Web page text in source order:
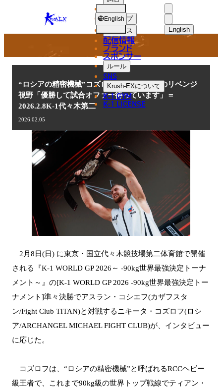
KRUSH-
EX
English
한국어
ショップ
ニュース
配信情報
ブランド
スポンサー
ルール
SNS
Krush-EXについて
K-1 GYM
K-1 LICENSE
English
NEWS
ニュース
“ロシアの精密機械”コズロフ、ターザンへのリベンジ
視野「優勝して試合オファー待っています」＝
2026.2.8K-1代々木第二
2026.02.05
2月8日(日) に東京・国立代々木競技場第二体育館で開催
される『K-1 WORLD GP 2026～ -90kg世界最強決定トーナ
メント～』の[K-1 WORLD GP 2026 -90kg世界最強決定トー
ナメント]準々決勝でアスラン・コシエフ(カザフスタ
ン/Fight Club TITAN)と対戦するニキータ・コズロフ(ロシ
ア/ARCHANGEL MICHAEL FIGHT CLUB)が、インタビュー
に応じた。
コズロフは、“ロシアの精密機械”と呼ばれるRCCヘビー
級王者で、これまで90kg級の世界トップ戦線でティアン・